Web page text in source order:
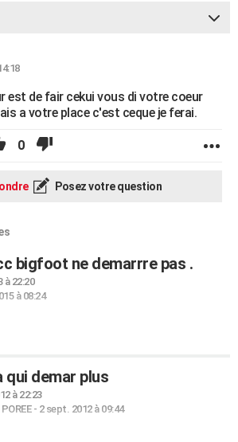
est de fair cekui vous di votre coeur
a votre place c'est ceque je ferai.
0
Posez votre question
bigfoot ne demarrre pas .
à 22:20
à 08:24
qui demar plus
à 22:23
- 2 sept. 2012 à 09:44